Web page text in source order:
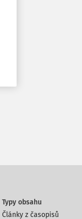
Typy obsahu
Články z časopisů